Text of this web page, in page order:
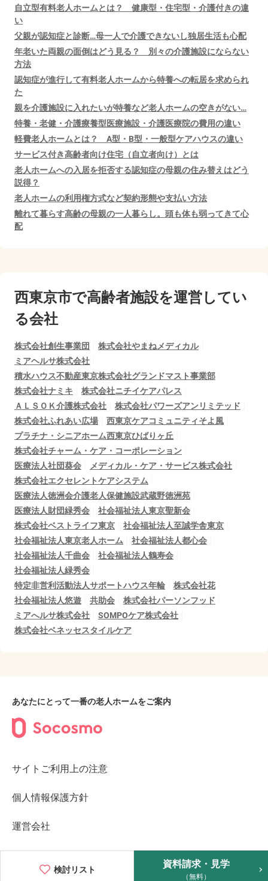
検討リスト 資料請求・見学
（無料）
自立型有料老人ホームとは？ 健康型・住宅型・介護付きの違
い
父親が認知症と診断…母一人で介護できないし独居生活も心配
年老いた両親の面倒はどう見る？ 別々の介護施設にならない
方法
認知症が進行して有料老人ホームから特養への転居を求められ
た
親を介護施設に入れたいが特養など老人ホームの空きがない…
特養・老健・介護療養型医療施設・介護医療院の費用の違い
軽費老人ホームとは？ A型・B型・一般型ケアハウスの違い
サービス付き高齢者向け住宅（自立者向け）とは
老人ホームへの入居を拒否する認知症の母親の住み替えはどう
説得？
老人ホームの利用権方式など契約形態や支払い方法
離れて暮らす高齢の母親の一人暮らし。頭も体も弱ってきて心
配
西東京市で高齢者施設を運営してい
る会社
株式会社創生事業団
株式会社やまねメディカル
ミアヘルサ株式会社
積水ハウス不動産東京株式会社グランドマスト事業部
株式会社ナミキ
株式会社ニチイケアパレス
ＡＬＳＯＫ介護株式会社
株式会社パワーズアンリミテッド
株式会社ふれあい広場
西東京ケアコミュニティそよ風
プラチナ・シニアホーム西東京ひばりヶ丘
株式会社チャーム・ケア・コーポレーション
医療法人社団葵会
メディカル・ケア・サービス株式会社
株式会社エクセレントケアシステム
医療法人徳洲会介護老人保健施設武蔵野徳洲苑
医療法人財団緑秀会
社会福祉法人東京聖新会
株式会社ベストライフ東京
社会福祉法人至誠学舎東京
社会福祉法人東京老人ホーム
社会福祉法人都心会
社会福祉法人千曲会
社会福祉法人鶴寿会
社会福祉法人緑秀会
特定非営利活動法人サポートハウス年輪
株式会社花
社会福祉法人悠遊
共助会
株式会社パーソンフッド
ミアへルサ株式会社
SOMPOケア株式会社
株式会社ベネッセスタイルケア
あなたにとって一番の老人ホームをご案内
サイトご利用上の注意
個人情報保護方針
運営会社
©2023︎ Socosmo Inc.